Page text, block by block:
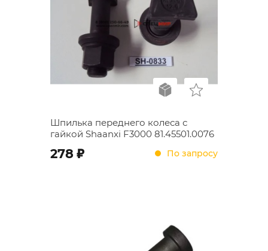
Шпилька переднего колеса с
гайкой Shaanxi F3000 81.45501.0076
278 ; По запросу